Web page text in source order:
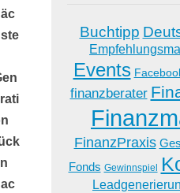
Buchtipp
Events
finanzberater
FinanzPraxis
Fonds Gewinnspiel